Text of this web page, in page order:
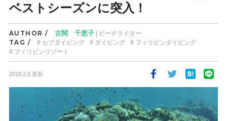
ベストシーズンに突入！
AUTHOR / 古関 千恵子| ビーチライター
TAG / セブダイビング ダイビング
フィリピンダイビング
フィリピンリゾート
2018.2.6 更新